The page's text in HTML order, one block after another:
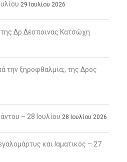
29 Ιουλίου 2026
Δρ Δέσποινας Κατσώχη
την ξηροφθαλμία;, της Δρος
– 28 Ιουλίου 28 Ιουλίου 2026
και Ιαματικός – 27